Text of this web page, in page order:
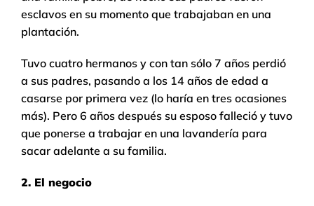
esclavos en su momento que trabajaban en una
plantación.
Tuvo cuatro hermanos y con tan sólo 7 años perdió
a sus padres, pasando a los 14 años de edad a
casarse por primera vez (lo haría en tres ocasiones
más). Pero 6 años después su esposo falleció y tuvo
que ponerse a trabajar en una lavandería para
sacar adelante a su familia.
2. El negocio